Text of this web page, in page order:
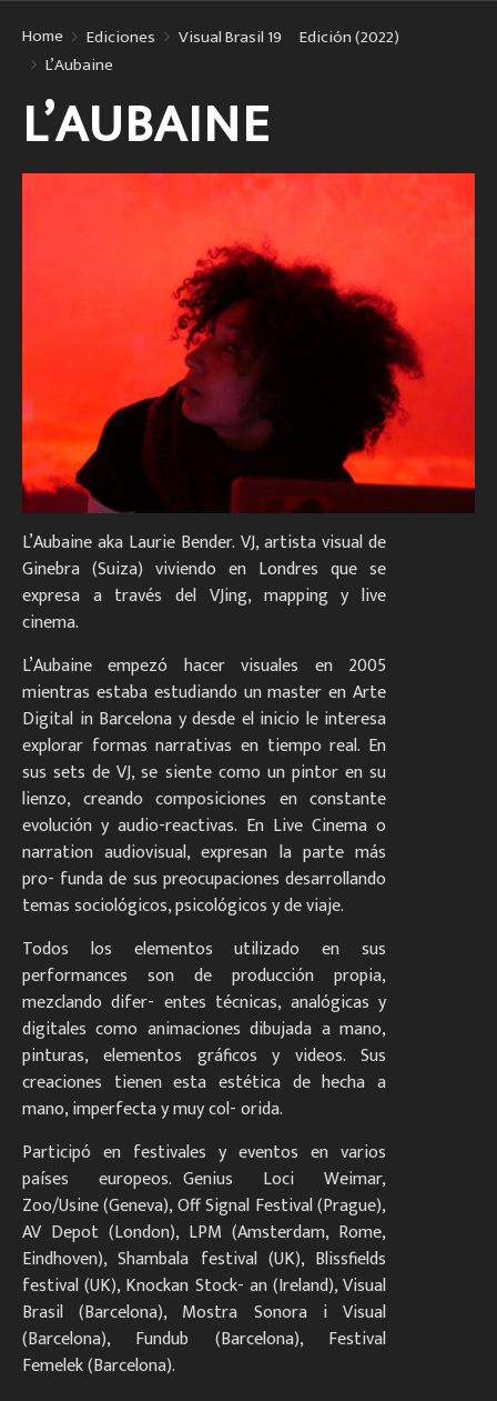
Home Ediciones
Visual Brasil 19º Edición (2022)
L’Aubaine
L’AUBAINE
L’Aubaine aka Laurie Bender. VJ, artista visual de
Ginebra (Suiza) viviendo en Londres que se
expresa a través del VJing, mapping y live
cinema.
L’Aubaine empezó hacer visuales en 2005
mientras estaba estudiando un master en Arte
Digital in Barcelona y desde el inicio le interesa
explorar formas narrativas en tiempo real. En
sus sets de VJ, se siente como un pintor en su
lienzo, creando composiciones en constante
evolución y audio-reactivas. En Live Cinema o
narration audiovisual, expresan la parte más
pro- funda de sus preocupaciones desarrollando
temas sociológicos, psicológicos y de viaje.
Todos los elementos utilizado en sus
performances son de producción propia,
mezclando difer- entes técnicas, analógicas y
digitales como animaciones dibujada a mano,
pinturas, elementos gráficos y videos. Sus
creaciones tienen esta estética de hecha a
mano, imperfecta y muy col- orida.
Participó en festivales y eventos en varios
países europeos. Genius Loci Weimar,
Zoo/Usine (Geneva), Off Signal Festival (Prague),
AV Depot (London), LPM (Amsterdam, Rome,
Eindhoven), Shambala festival (UK), Blissfields
festival (UK), Knockan Stock- an (Ireland), Visual
Brasil (Barcelona), Mostra Sonora i Visual
(Barcelona), Fundub (Barcelona), Festival
Femelek (Barcelona).